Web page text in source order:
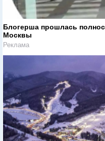
Блогерша прошлась
Москвы
Реклама